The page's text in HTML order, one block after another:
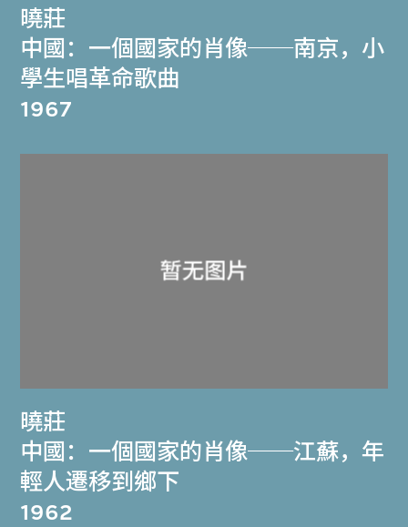
曉莊
中國：一個國家的肖像──南京，小
學生唱革命歌曲
1967
曉莊
中國：一個國家的肖像──江蘇，年
輕人遷移到鄉下
1962